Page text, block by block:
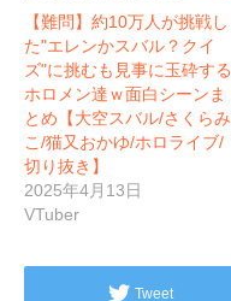
【難問】約10万人が挑戦し
た"エレンかスバル？クイ
ズ"に挑むも見事に玉砕する
ホロメン達ｗ面白シーンま
とめ【大空スバル/さくらみ
こ/猫又おかゆ/ホロライブ/
切り抜き】
2025年4月13日
VTuber
Tweet